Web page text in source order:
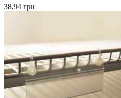
38,94 грн